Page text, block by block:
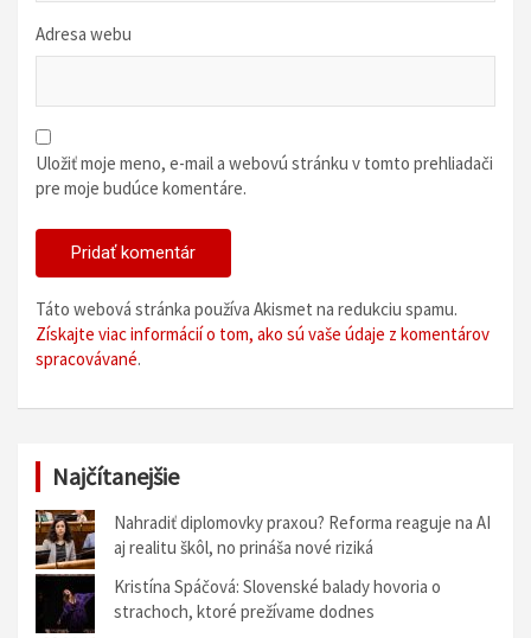
Adresa webu
Uložiť moje meno, e-mail a webovú stránku v tomto prehliadači
pre moje budúce komentáre.
Táto webová stránka používa Akismet na redukciu spamu.
Získajte viac informácií o tom, ako sú vaše údaje z komentárov
spracovávané.
Najčítanejšie
Nahradiť diplomovky praxou? Reforma reaguje na AI
aj realitu škôl, no prináša nové riziká
Kristína Spáčová: Slovenské balady hovoria o
strachoch, ktoré prežívame dodnes